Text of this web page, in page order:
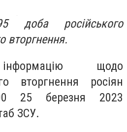
доба російського
вторгнення.
щодо
вторгнення росіян
25 березня 2023
ЗСУ.